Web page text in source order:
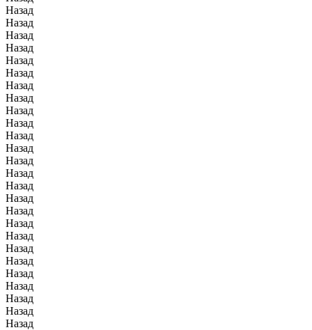
Назад
Назад
Назад
Назад
Назад
Назад
Назад
Назад
Назад
Назад
Назад
Назад
Назад
Назад
Назад
Назад
Назад
Назад
Назад
Назад
Назад
Назад
Назад
Назад
Назад
Назад